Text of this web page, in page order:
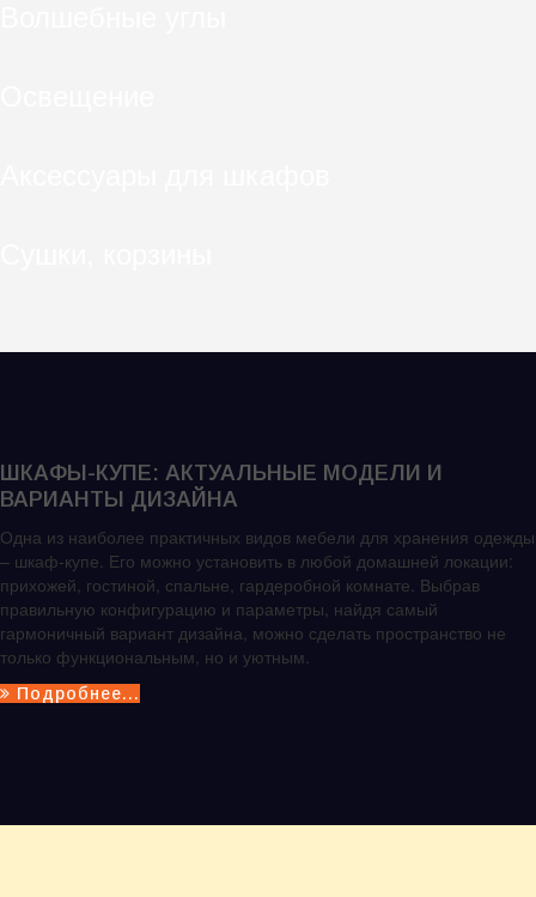
ШКАФЫ-КУПЕ: АКТУАЛЬНЫЕ МОДЕЛИ И
ВАРИАНТЫ ДИЗАЙНА
Одна из наиболее практичных видов мебели для хранения одежды
– шкаф-купе. Его можно установить в любой домашней локации:
прихожей, гостиной, спальне, гардеробной комнате. Выбрав
правильную конфигурацию и параметры, найдя самый
гармоничный вариант дизайна, можно сделать пространство не
только функциональным, но и уютным.
Подробнее...